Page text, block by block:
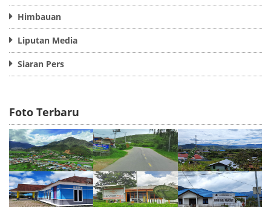
Himbauan
Liputan Media
Siaran Pers
Foto Terbaru